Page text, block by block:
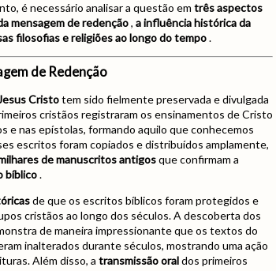
é necessário analisar a questão em três aspectos
mensagem de redenção, a influência histórica da
filosofias e religiões ao longo do tempo.
de Redenção
Cristotem sido fielmente preservada e divulgada
cristãos registraram os ensinamentos de Cristo
e nas epístolas, formando aquilo que conhecemos
escritos foram copiados e distribuídos amplamente,
de manuscritos antigosque confirmam a
bíblico.
de que os escritos bíblicos foram protegidos e
cristãos ao longo dos séculos. A descoberta dos
de maneira impressionante que os textos do
inalterados durante séculos, mostrando uma ação
Além disso, a transmissão oraldos primeiros